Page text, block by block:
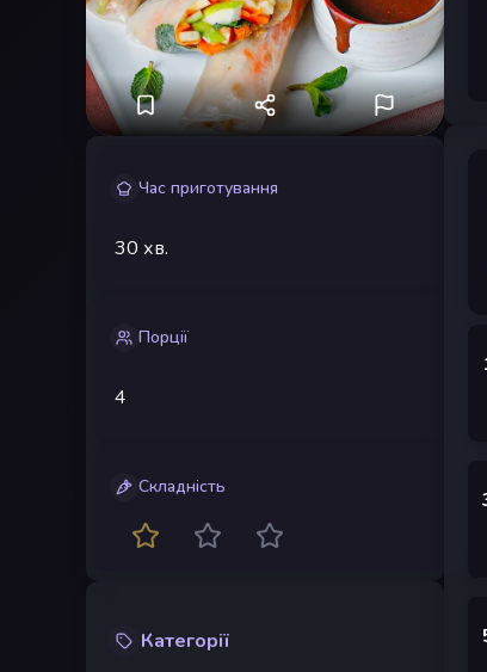
Час приготування
30 хв.
Порції
4
Складність
Категорії